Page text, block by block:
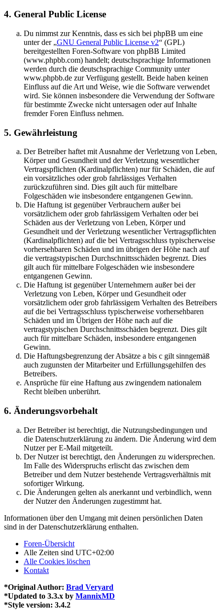
4. General Public License
Du nimmst zur Kenntnis, dass es sich bei phpBB um eine
unter der „GNU General Public License v2“ (GPL)
bereitgestellten Foren-Software von phpBB Limited
(www.phpbb.com) handelt; deutschsprachige Informationen
werden durch die deutschsprachige Community unter
www.phpbb.de zur Verfügung gestellt. Beide haben keinen
Einfluss auf die Art und Weise, wie die Software verwendet
wird. Sie können insbesondere die Verwendung der Software
für bestimmte Zwecke nicht untersagen oder auf Inhalte
fremder Foren Einfluss nehmen.
5. Gewährleistung
Der Betreiber haftet mit Ausnahme der Verletzung von Leben,
Körper und Gesundheit und der Verletzung wesentlicher
Vertragspflichten (Kardinalpflichten) nur für Schäden, die auf
ein vorsätzliches oder grob fahrlässiges Verhalten
zurückzuführen sind. Dies gilt auch für mittelbare
Folgeschäden wie insbesondere entgangenen Gewinn.
Die Haftung ist gegenüber Verbrauchern außer bei
vorsätzlichem oder grob fahrlässigem Verhalten oder bei
Schäden aus der Verletzung von Leben, Körper und
Gesundheit und der Verletzung wesentlicher Vertragspflichten
(Kardinalpflichten) auf die bei Vertragsschluss typischerweise
vorhersehbaren Schäden und im übrigen der Höhe nach auf
die vertragstypischen Durchschnittsschäden begrenzt. Dies
gilt auch für mittelbare Folgeschäden wie insbesondere
entgangenen Gewinn.
Die Haftung ist gegenüber Unternehmern außer bei der
Verletzung von Leben, Körper und Gesundheit oder
vorsätzlichem oder grob fahrlässigem Verhalten des Betreibers
auf die bei Vertragsschluss typischerweise vorhersehbaren
Schäden und im Übrigen der Höhe nach auf die
vertragstypischen Durchschnittsschäden begrenzt. Dies gilt
auch für mittelbare Schäden, insbesondere entgangenen
Gewinn.
Die Haftungsbegrenzung der Absätze a bis c gilt sinngemäß
auch zugunsten der Mitarbeiter und Erfüllungsgehilfen des
Betreibers.
Ansprüche für eine Haftung aus zwingendem nationalem
Recht bleiben unberührt.
6. Änderungsvorbehalt
Der Betreiber ist berechtigt, die Nutzungsbedingungen und
die Datenschutzerklärung zu ändern. Die Änderung wird dem
Nutzer per E-Mail mitgeteilt.
Der Nutzer ist berechtigt, den Änderungen zu widersprechen.
Im Falle des Widerspruchs erlischt das zwischen dem
Betreiber und dem Nutzer bestehende Vertragsverhältnis mit
sofortiger Wirkung.
Die Änderungen gelten als anerkannt und verbindlich, wenn
der Nutzer den Änderungen zugestimmt hat.
Informationen über den Umgang mit deinen persönlichen Daten
sind in der Datenschutzerklärung enthalten.
Foren-Übersicht
Alle Zeiten sind UTC+02:00
Alle Cookies löschen
Kontakt
*Original Author: Brad Veryard
*Updated to 3.3.x by MannixMD
*Style version: 3.4.2